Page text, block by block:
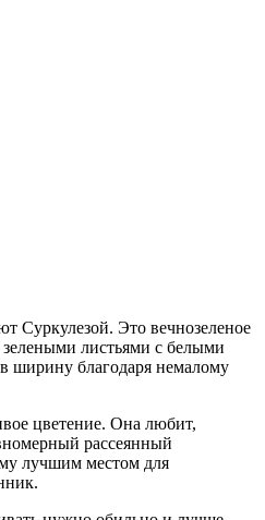
Суркулезой. Это вечнозеленое
листьями с белыми
ширину благодаря немалому
цветение. Она любит,
рассеянный
лучшим местом для